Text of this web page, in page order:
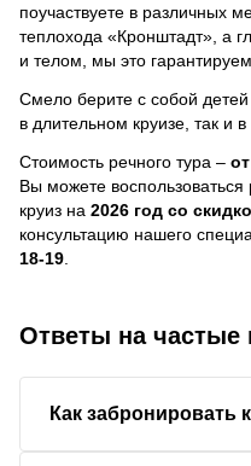
поучаствуете в различных
теплохода «Кронштадт», а
и телом, мы это
Смело берите с собой
в длительном круизе, так и
Стоимость речного тура –
Вы можете
круиз на 2026 год со
консультацию нашего
18-19
Ответы на частые
Как забронировать